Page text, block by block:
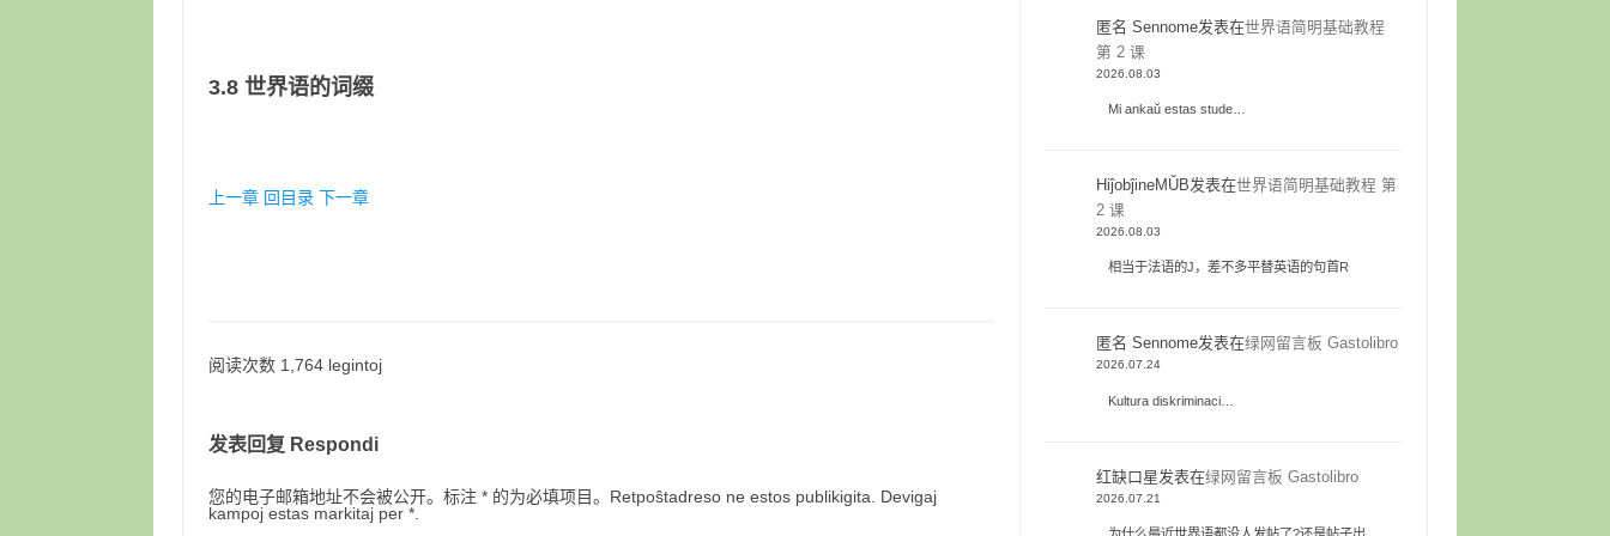
3.8 世界语的词缀
上一章 回目录 下一章
阅读次数 1,764 legintoj
发表回复 Respondi
您的电子邮箱地址不会被公开。标注 * 的为必填项目。Retpoŝtadreso ne estos publikigita. Devigaj
kampoj estas markitaj per *.
匿名 Sennome发表在世界语简明基础教程
第 2 课
2026.08.03
Mi ankaŭ estas stude…
HiĵobĵineMŬB发表在世界语简明基础教程 第
2 课
2026.08.03
相当于法语的J，差不多平替英语的句首R
匿名 Sennome发表在绿网留言板 Gastolibro
2026.07.24
Kultura diskriminaci…
红缺口星发表在绿网留言板 Gastolibro
2026.07.21